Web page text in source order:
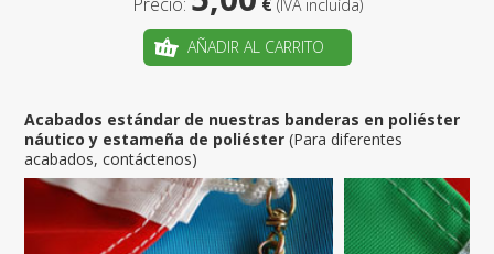
(IVA incluída)
AÑADIR AL CARRITO
Acabados estándar de nuestras banderas en poliéster
náutico y estameña de poliéster (Para diferentes
acabados, contáctenos)